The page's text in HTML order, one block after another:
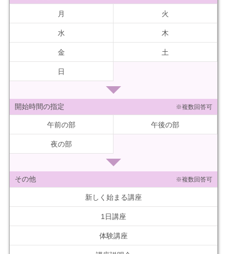
月 火
水 木
金 土
日
開始時間の指定 ※複数回答可
午前の部 午後の部
夜の部
その他 ※複数回答可
新しく始まる講座
1日講座
体験講座